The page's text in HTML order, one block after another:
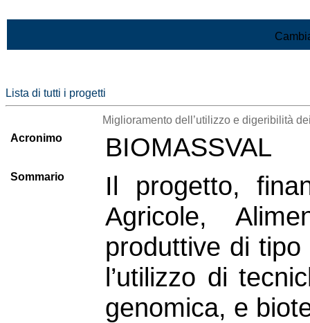
Lista di tutti i progetti
Miglioramento dell’utilizzo e digeribilità
Acronimo
BIOMASSVAL
Sommario
Il progetto,
Agricole,
produttive di
l’utilizzo di
genomica, e